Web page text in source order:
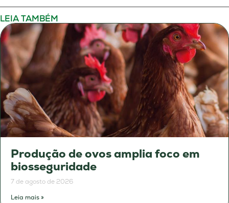
LEIA TAMBÉM
Produção de ovos amplia foco em
biosseguridade
7 de agosto de 2026
Leia mais »